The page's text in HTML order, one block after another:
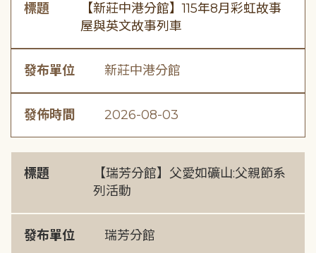
標題
【新莊中港分館】115年8月彩虹故事
屋與英文故事列車
發布單位 新莊中港分館
發佈時間 2026-08-03
標題
【瑞芳分館】父愛如礦山:父親節系
列活動
發布單位 瑞芳分館